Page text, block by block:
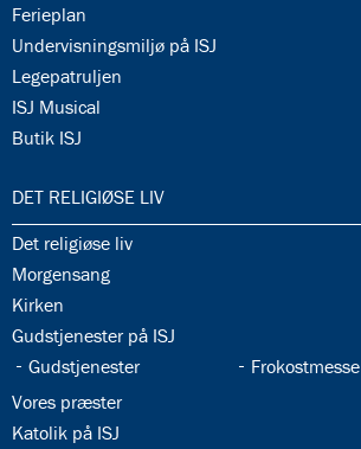
34.13:
Ferieplan
34.14:
Undervisningsmiljø på ISJ
34.15:
Legepatruljen
34.16:
ISJ Musical
34.17:
Butik ISJ
35.0:
DET RELIGIØSE LIV
35.1:
Det religiøse liv
35.2:
Morgensang
35.3:
Kirken
35.4:
Gudstjenester på ISJ
35.5:
Gudstjenester 35.6:
Frokostmesse
35.7:
Vores præster
35.8:
Katolik på ISJ